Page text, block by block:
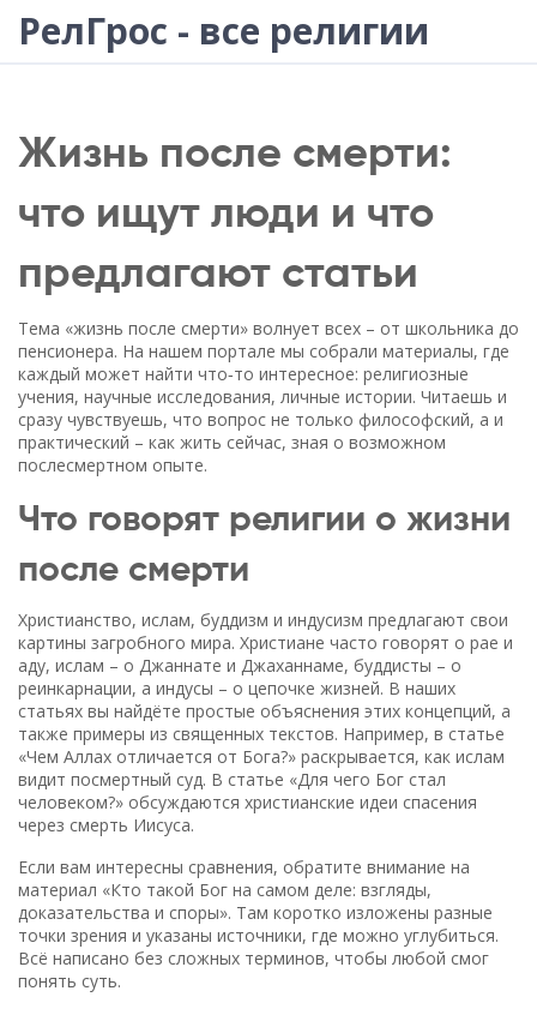
РелГрос - все религии
Жизнь после смерти:
что ищут люди и что
предлагают статьи
Тема «жизнь после смерти» волнует всех – от школьника до
пенсионера. На нашем портале мы собрали материалы, где
каждый может найти что‑то интересное: религиозные
учения, научные исследования, личные истории. Читаешь и
сразу чувствуешь, что вопрос не только философский, а и
практический – как жить сейчас, зная о возможном
послесмертном опыте.
Что говорят религии о жизни
после смерти
Христианство, ислам, буддизм и индусизм предлагают свои
картины загробного мира. Христиане часто говорят о рае и
аду, ислам – о Джаннате и Джаханнаме, буддисты – о
реинкарнации, а индусы – о цепочке жизней. В наших
статьях вы найдёте простые объяснения этих концепций, а
также примеры из священных текстов. Например, в статье
«Чем Аллах отличается от Бога?» раскрывается, как ислам
видит посмертный суд. В статье «Для чего Бог стал
человеком?» обсуждаются христианские идеи спасения
через смерть Иисуса.
Если вам интересны сравнения, обратите внимание на
материал «Кто такой Бог на самом деле: взгляды,
доказательства и споры». Там коротко изложены разные
точки зрения и указаны источники, где можно углубиться.
Всё написано без сложных терминов, чтобы любой смог
понять суть.